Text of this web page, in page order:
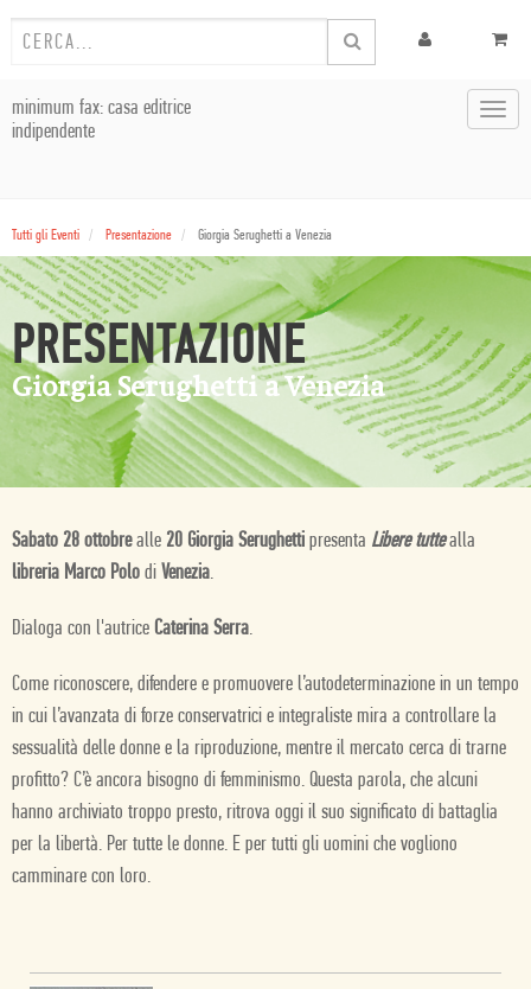
minimum fax: casa editrice
indipendente
Tutti gli Eventi Presentazione Giorgia Serughetti a Venezia
PRESENTAZIONE
Giorgia Serughetti a Venezia
Sabato 28 ottobrealle 20 Giorgia Serughetti presenta Libere tuttealla
libreria Marco Polo di Venezia.
Dialoga con l'autrice Caterina Serra.
Come riconoscere, difendere e promuovere l’autodeterminazione in un tempo
in cui l’avanzata di forze conservatrici e integraliste mira a controllare la
sessualità delle donne e la riproduzione, mentre il mercato cerca di trarne
profitto? C’è ancora bisogno di femminismo. Questa parola, che alcuni
hanno archiviato troppo presto, ritrova oggi il suo significato di battaglia
per la libertà. Per tutte le donne. E per tutti gli uomini che vogliono
camminare con loro.